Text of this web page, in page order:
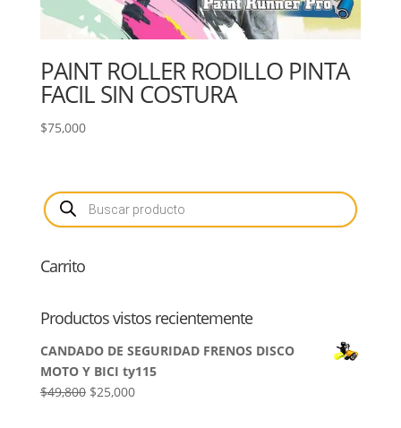
PAINT ROLLER RODILLO PINTA
FACIL SIN COSTURA
$75,000
Búsqueda
de
productos
Carrito
Productos vistos recientemente
CANDADO DE SEGURIDAD FRENOS DISCO
MOTO Y BICI ty115
$49,800 El
$25,000El